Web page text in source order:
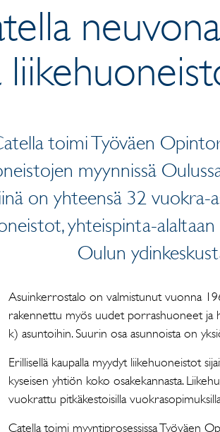
toimi Työväen
myynnissä
on yhteensä 32
yhteispinta-
Oulun
Asuinkerrostalo on valmistunut vuonna
rakennettu myös uudet porrashuoneet ja
k) asuntoihin. Suurin osa asunnoista on
Erillisellä kaupalla myydyt liikehuoneistot
kyseisen yhtiön koko osakekannasta.
vuokrattu pitkäkestoisilla
Catella toimi myyntiprosessissa Työväen